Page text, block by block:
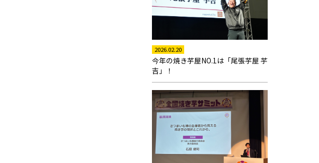
2026.02.20
今年の焼き芋屋NO.1は「尾張芋屋 芋
吉」！